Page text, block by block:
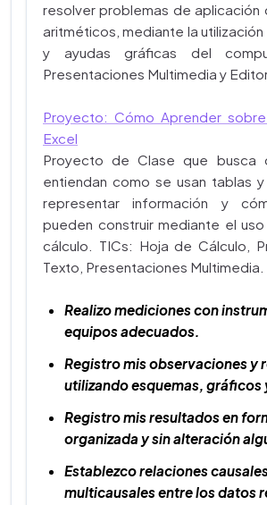
resolver problemas de
aritméticos, mediante la
y ayudas gráficas del
Presentaciones Multimedia y
Proyecto: Cómo Aprender
Excel
Proyecto de Clase que busca
entiendan como se usan tablas
representar información y
pueden construir mediante el
cálculo. TICs: Hoja de Cálculo,
Texto, Presentaciones Multimedia.
Realizo mediciones con
equipos adecuados.
Registro mis observaciones y
utilizando esquemas, gráficos
Registro mis resultados en
organizada y sin alteración
Establezco relaciones
multicausales entre los datos